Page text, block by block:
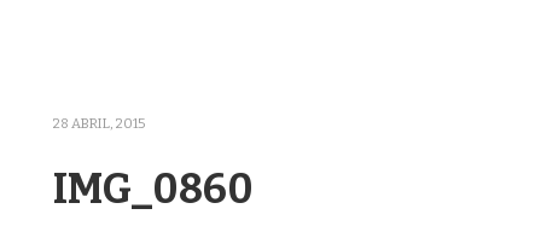
28 ABRIL, 2015
IMG_0860